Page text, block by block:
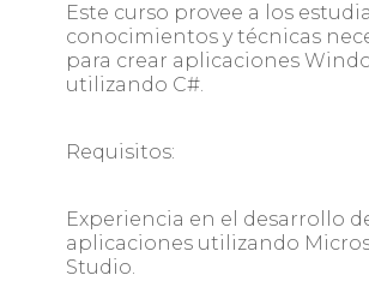
Este curso provee a los
conocimientos y técnicas
para crear aplicaciones
utilizando C#.
Requisitos:
Experiencia en el desarrollo
aplicaciones utilizando
Studio.